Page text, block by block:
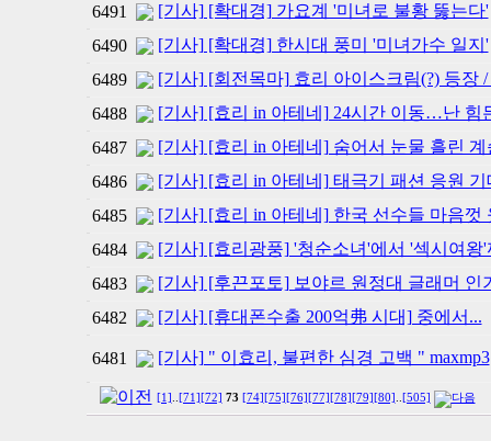
6491
[기사] [확대경] 가요계 '미녀로 불황 뚫는다'
6490
[기사] [확대경] 한시대 풍미 '미녀가수 일지'
6489
[기사] [회전목마] 효리 아이스크림(?) 등장 /
6488
[기사] [효리 in 아테네] 24시간 이동…난 힘
6487
[기사] [효리 in 아테네] 숨어서 눈물 흘린 계
6486
[기사] [효리 in 아테네] 태극기 패션 응원 기
6485
[기사] [효리 in 아테네] 한국 선수들 마음껏
6484
[기사] [효리광풍] '청순소녀'에서 '섹시여왕'
6483
[기사] [후끈포토] 보야르 원정대 글래머 인
6482
[기사] [휴대폰수출 200억弗 시대] 중에서...
6481 [기사] " 이효리, 불편한 심경 고백 " maxmp3
[1] [71] [72] 73 [74] [75] [76] [77] [78] [79] [80] [505]